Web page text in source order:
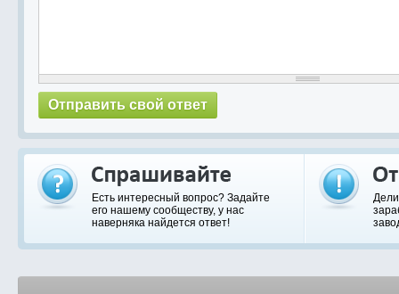
Есть интересный вопрос? Задайте
его нашему сообществу, у нас
наверняка найдется ответ!